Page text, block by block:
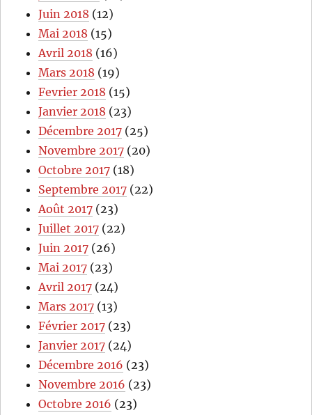
Juin 2018 (12)
Mai 2018 (15)
Avril 2018 (16)
Mars 2018 (19)
Fevrier 2018 (15)
Janvier 2018 (23)
Décembre 2017 (25)
Novembre 2017 (20)
Octobre 2017 (18)
Septembre 2017 (22)
Août 2017 (23)
Juillet 2017 (22)
Juin 2017 (26)
Mai 2017 (23)
Avril 2017 (24)
Mars 2017 (13)
Février 2017 (23)
Janvier 2017 (24)
Décembre 2016 (23)
Novembre 2016 (23)
Octobre 2016 (23)